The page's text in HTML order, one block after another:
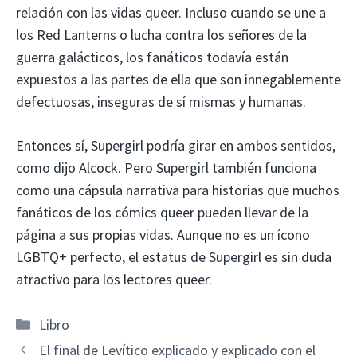
relación con las vidas queer. Incluso cuando se une a
los Red Lanterns o lucha contra los señores de la
guerra galácticos, los fanáticos todavía están
expuestos a las partes de ella que son innegablemente
defectuosas, inseguras de sí mismas y humanas.
Entonces sí, Supergirl podría girar en ambos sentidos,
como dijo Alcock. Pero Supergirl también funciona
como una cápsula narrativa para historias que muchos
fanáticos de los cómics queer pueden llevar de la
página a sus propias vidas. Aunque no es un ícono
LGBTQ+ perfecto, el estatus de Supergirl es sin duda
atractivo para los lectores queer.
Categorías
Libro
El final de Levítico explicado y explicado con el